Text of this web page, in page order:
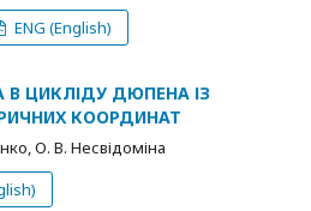
ENG (English)
В ЦИКЛІДУ ДЮПЕНА ІЗ
КООРДИНАТ
О. В. Несвідоміна